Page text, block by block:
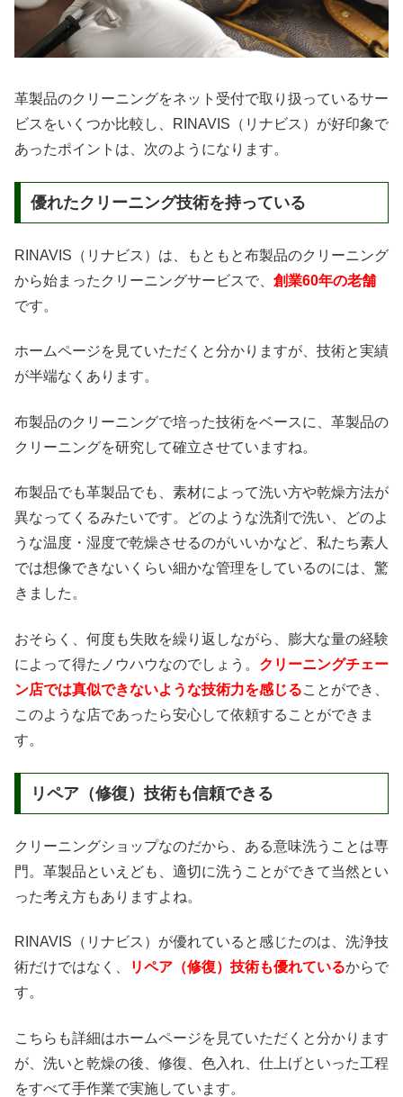
革製品のクリーニングをネット受付で取り扱っているサー
ビスをいくつか比較し、RINAVIS（リナビス）が好印象で
あったポイントは、次のようになります。
優れたクリーニング技術を持っている
RINAVIS（リナビス）は、もともと布製品のクリーニング
から始まったクリーニングサービスで、 創業60年の老舗
です。
ホームページを見ていただくと分かりますが、技術と実績
が半端なくあります。
布製品のクリーニングで培った技術をベースに、革製品の
クリーニングを研究して確立させていますね。
布製品でも革製品でも、素材によって洗い方や乾燥方法が
異なってくるみたいです。どのような洗剤で洗い、どのよ
うな温度・湿度で乾燥させるのがいいかなど、私たち素人
では想像できないくらい細かな管理をしているのには、驚
きました。
おそらく、何度も失敗を繰り返しながら、膨大な量の経験
によって得たノウハウなのでしょう。 クリーニングチェー
ン店では真似できないような技術力を感じることができ、
このような店であったら安心して依頼することができま
す。
リペア（修復）技術も信頼できる
クリーニングショップなのだから、ある意味洗うことは専
門。革製品といえども、適切に洗うことができて当然とい
った考え方もありますよね。
RINAVIS（リナビス）が優れていると感じたのは、洗浄技
術だけではなく、
リペア（修復）技術も優れているからで
す。
こちらも詳細はホームページを見ていただくと分かります
が、洗いと乾燥の後、修復、色入れ、仕上げといった工程
をすべて手作業で実施しています。